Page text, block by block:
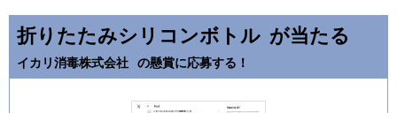
折りたたみシリコンボトル が当たる
イカリ消毒株式会社 の懸賞に応募する！